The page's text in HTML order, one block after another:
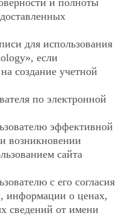
для использования
если
создание учетной
по электронной
эффективной
возникновении
сайта
с его согласия
информации о ценах,
сведений от имени